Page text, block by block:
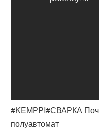
#KEMPPI#СВАРКА
полуавтомат